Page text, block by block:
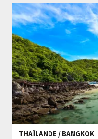
THAÏLANDE / BANGKOK